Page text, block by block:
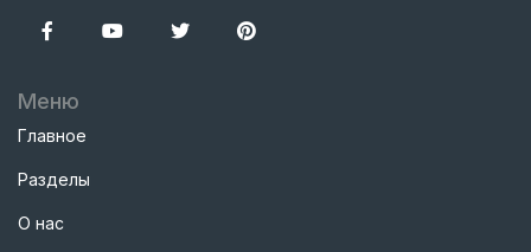
Меню
Главное
Разделы
О нас